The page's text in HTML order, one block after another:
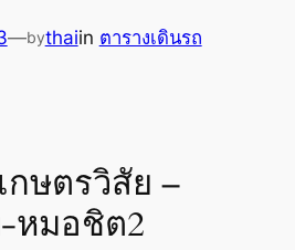
—bythaiin ตารางเดินรถ
กษตรวิสัย –
หมอชิต2